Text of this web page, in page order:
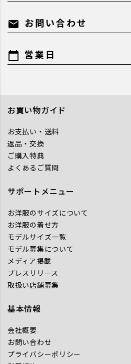
mail お問い合わせ
calendar_today 営業日
お買い物ガイド
お支払い・送料
返品・交換
ご購入特典
よくあるご質問
サポートメニュー
お洋服のサイズについて
お洋服の着せ方
モデルサイズ一覧
モデル募集について
メディア掲載
プレスリリース
取扱い店舗募集
基本情報
会社概要
お問い合わせ
プライバシーポリシー